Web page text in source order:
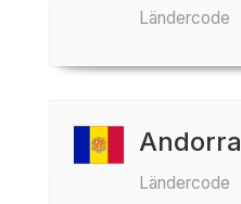
Ländercode
Andorra
Ländercode